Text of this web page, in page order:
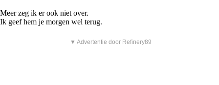
Meer zeg ik er ook niet over.
Ik geef hem je morgen wel terug.
▼ Advertentie door Refinery89